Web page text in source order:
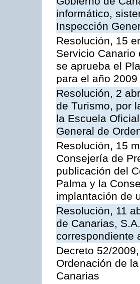
informático,
Inspección
Resolución, 15
Servicio
se aprueba el
para el año 2009
Resolución, 2
de Turismo, por
la Escuela
General de
Resolución, 15
Consejería de
publicación del
Palma y la
implantación de
Resolución, 11
de Canarias,
correspondiente
Decreto 52/
Ordenación de
Canarias